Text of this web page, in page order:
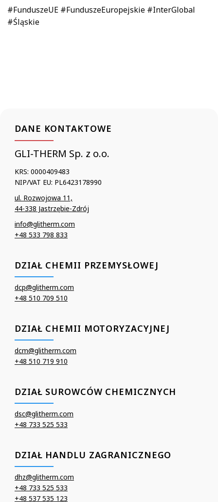
#FunduszeUE #FunduszeEuropejskie #InterGlobal
#Śląskie
DANE KONTAKTOWE
GLI-THERM Sp. z o.o.
KRS: 0000409483
NIP/VAT EU: PL6423178990
ul. Rozwojowa 11,
44-338 Jastrzębie-Zdrój
info@glitherm.com
+48 533 798 833
DZIAŁ CHEMII PRZEMYSŁOWEJ
dcp@glitherm.com
+48 510 709 510
DZIAŁ CHEMII MOTORYZACYJNEJ
dcm@glitherm.com
+48 510 719 910
DZIAŁ SUROWCÓW CHEMICZNYCH
dsc@glitherm.com
+48 733 525 533
DZIAŁ HANDLU ZAGRANICZNEGO
dhz@glitherm.com
+48 733 525 533
+48 537 535 123